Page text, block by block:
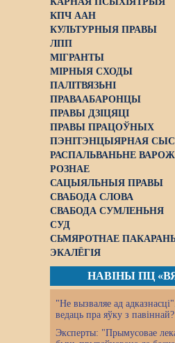
КПЧ ААН
КУЛЬТУРНЫЯ ПРАВЫ
ЛПП
МІГРАНТЫ
МІРНЫЯ СХОДЫ
ПАЛІТВЯЗЬНІ
ПРАВААБАРОНЦЫ
ПРАВЫ ДЗІЦЯЦІ
ПРАВЫ ПРАЦОЎНЫХ
ПЭНІТЭНЦЫЯРНАЯ
РАСПАЛЬВАНЬНЕ
РОЗНАЕ
САЦЫЯЛЬНЫЯ ПРАВЫ
СВАБОДА СЛОВА
СВАБОДА СУМЛЕНЬНЯ
СУД
СЬМЯРОТНАЕ
ЭКАЛЁГІЯ
НАВІНЫ ПЦ
"Не вызваляе ад
ведаць пра яўку з павіннай?
Эксперты: "Прымусовае